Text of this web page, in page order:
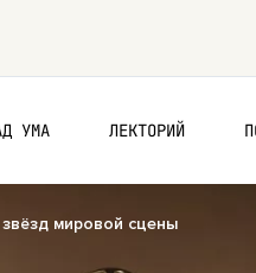
УМА ЛЕКТОРИЙ
мировой сцены